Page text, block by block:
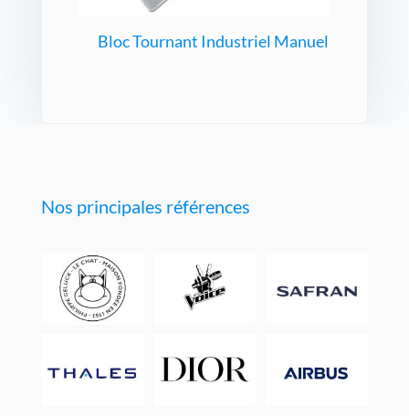
Bloc Tournant Industriel Manuel
Nos principales références